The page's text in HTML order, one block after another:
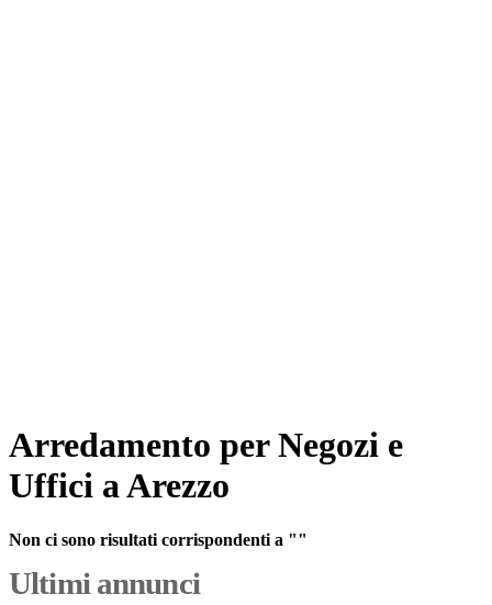
Arredamento per Negozi e
Uffici a Arezzo
Non ci sono risultati corrispondenti a ""
Ultimi annunci